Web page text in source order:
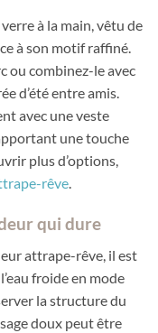
à la main, vêtu de
à son motif raffiné.
ou combinez-le avec
d’été entre amis.
avec une veste
une touche
plus d’options,
rêve.
qui dure
attrape-rêve, il est
froide en mode
la structure du
doux peut être